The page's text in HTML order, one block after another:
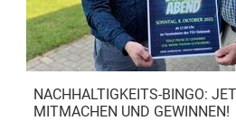
NACHHALTIGKEITS-BINGO:
MITMACHEN UND GEWINNEN!